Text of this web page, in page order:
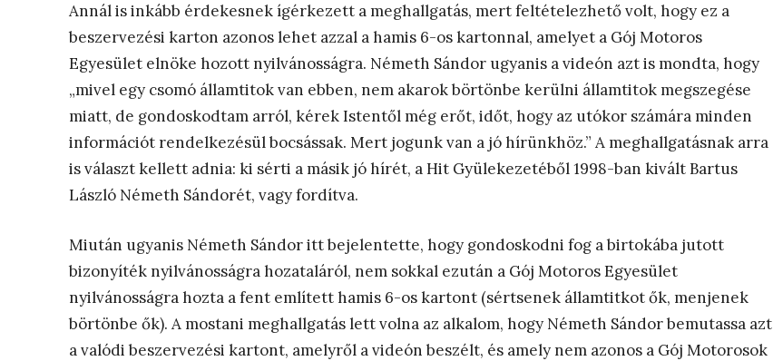
Annál is inkább érdekesnek ígérkezett a meghallgatás, mert feltételezhető volt, hogy ez a
beszervezési karton azonos lehet azzal a hamis 6-os kartonnal, amelyet a Gój Motoros
Egyesület elnöke hozott nyilvánosságra. Németh Sándor ugyanis a videón azt is mondta, hogy
„mivel egy csomó államtitok van ebben, nem akarok börtönbe kerülni államtitok megszegése
miatt, de gondoskodtam arról, kérek Istentől még erőt, időt, hogy az utókor számára minden
információt rendelkezésül bocsássak. Mert jogunk van a jó hírünkhöz.” A meghallgatásnak arra
is választ kellett adnia: ki sérti a másik jó hírét, a Hit Gyülekezetéből 1998-ban kivált Bartus
László Németh Sándorét, vagy fordítva.
Miután ugyanis Németh Sándor itt bejelentette, hogy gondoskodni fog a birtokába jutott
bizonyíték nyilvánosságra hozataláról, nem sokkal ezután a Gój Motoros Egyesület
nyilvánosságra hozta a fent említett hamis 6-os kartont (sértsenek államtitkot ők, menjenek
börtönbe ők). A mostani meghallgatás lett volna az alkalom, hogy Németh Sándor bemutassa azt
a valódi beszervezési kartont, amelyről a videón beszélt, és amely nem azonos a Gój Motorosok